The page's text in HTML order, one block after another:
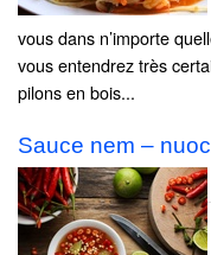
vous dans n’importe
vous entendrez très
pilons en bois...
Sauce nem –